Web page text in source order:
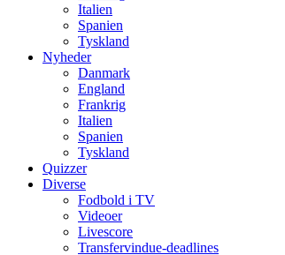
Italien
Spanien
Tyskland
Nyheder
Danmark
England
Frankrig
Italien
Spanien
Tyskland
Quizzer
Diverse
Fodbold i TV
Videoer
Livescore
Transfervindue-deadlines